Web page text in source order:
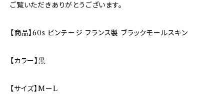
ご覧いただきありがとうございます。
【商品】60s ビンテージ フランス製 ブラックモールスキン
【カラー】黒
【サイズ】MーL